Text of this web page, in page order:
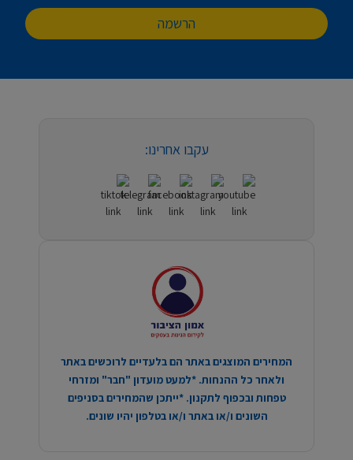
הרשמה
עקבו אחרינו:
המחירים המוצגים באתר הם בלעדיים לרוכשים באתר
ולאחר כל ההנחות. *למעט מועדון "חבר" ומזרחי
טפחות ובכפוף לתקנון. *ייתכן שהמחירים בסניפים
השונים ו/או באתר ו/או בטלפון יהיו שונים.